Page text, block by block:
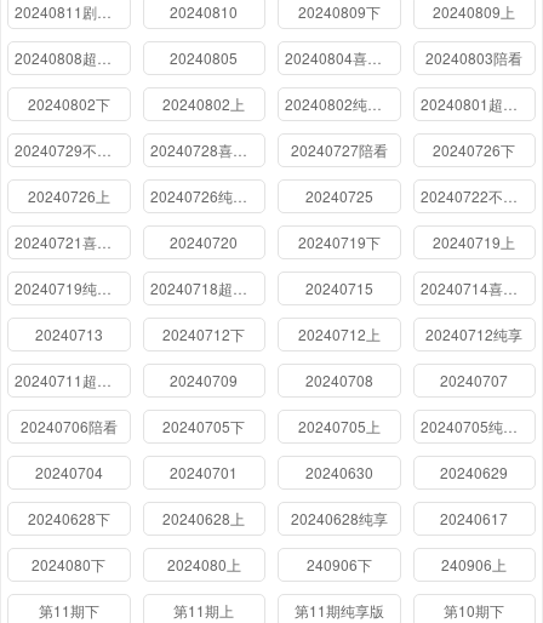
20240810 20240809下 20240809上
20240805 20240803陪看
20240802下 20240802上
20240728喜人夜聊 20240727陪看 20240726下
20240726上 20240726纯享版 20240725
20240720 20240719下 20240719上
20240715 20240714喜人夜聊
20240713 20240712下 20240712上 20240712纯享
20240709 20240708 20240707
20240706陪看 20240705下 20240705上 20240705纯享版
20240704 20240701 20240630 20240629
20240628下 20240628上 20240628纯享 20240617
2024080下 2024080上 240906下 240906上
第11期下 第11期上 第11期纯享版 第10期下